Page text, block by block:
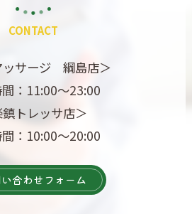
CONTACT
ッサージ 綱島店＞
：11:00～23:00
鎮トレッサ店＞
：10:00～20:00
合わせフォーム